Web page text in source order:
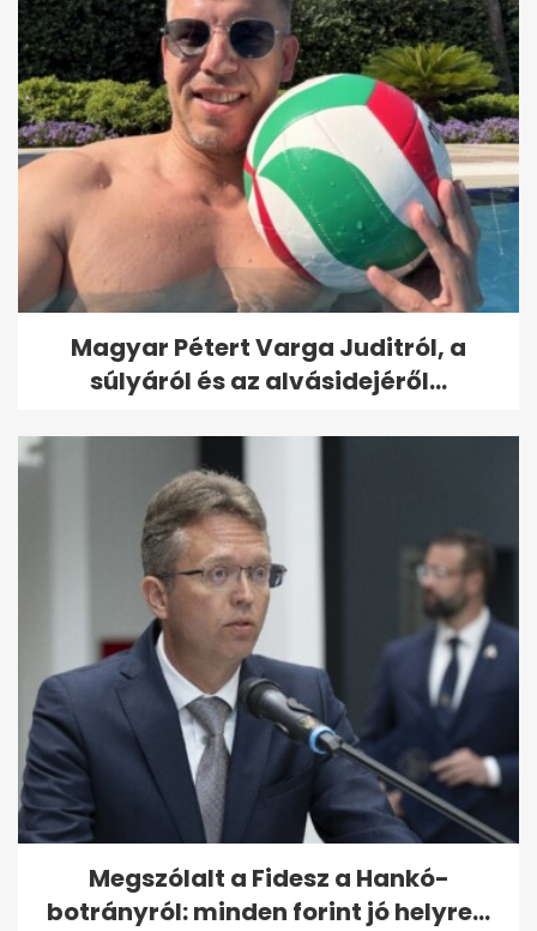
Magyar Pétert Varga Juditról, a
súlyáról és az alvásidejéről...
Megszólalt a Fidesz a Hankó-
botrányról: minden forint jó helyre...